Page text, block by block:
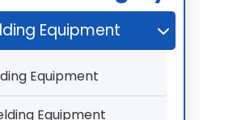
Equipment
Equipment
Equipment